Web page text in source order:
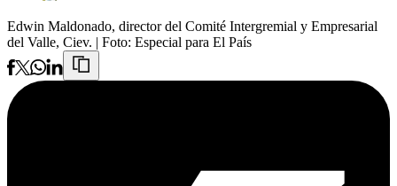
Edwin Maldonado, director del Comité Intergremial y Empresarial
del Valle, Ciev. | Foto: Especial para El País